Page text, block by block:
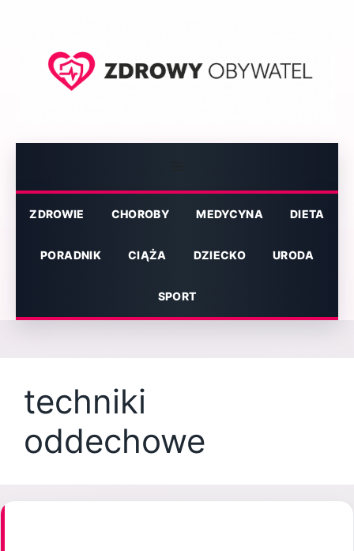
ZDROWIE CHOROBY MEDYCYNA DIETA
PORADNIK CIĄŻA DZIECKO URODA
SPORT
techniki
oddechowe